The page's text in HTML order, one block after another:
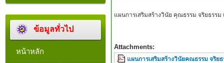
ข้อมูลทั่วไป
หน้าหลัก
แผนการเสริมสร้างวินัย คุณธรรม จริยธรร
Attachments:
แผนการเสริมสร้างวินัยคณธรรม จริย